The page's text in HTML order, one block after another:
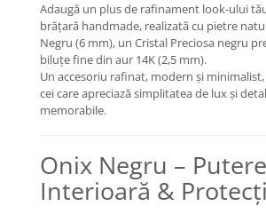
Coliere cu Cruce
Coliere cu Stea
Coliere cu Soare
Coliere cu Semilună
Coliere cu Zodii
Coliere cu Animale
Coliere cu Molecule
Coliere Diverse
Adaugă un plus de rafinament look-ului
brățară handmade, realizată cu pietre
Negru (6 mm), un Cristal Preciosa negru
biluțe fine din aur 14K (2,5 mm).
Un accesoriu rafinat, modern și
cei care apreciază simplitatea de lux și
memorabile.
Onix Negru – Putere
Interioară &